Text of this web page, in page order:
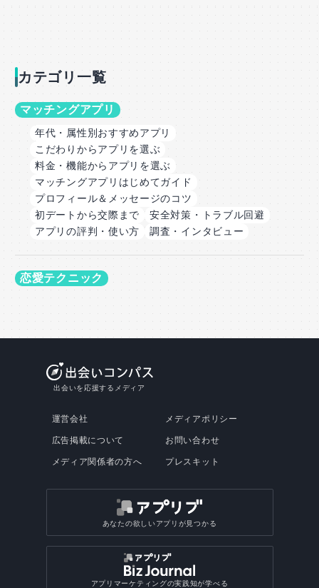
カテゴリ一覧
マッチングアプリ
年代・属性別おすすめアプリ
こだわりからアプリを選ぶ
料金・機能からアプリを選ぶ
マッチングアプリはじめてガイド
プロフィール＆メッセージのコツ
初デートから交際まで
安全対策・トラブル回避
アプリの評判・使い方
調査・インタビュー
恋愛テクニック
出会いを応援するメディア
運営会社
広告掲載について
メディア関係者の方へ
メディアポリシー
お問い合わせ
プレスキット
あなたの欲しいアプリが見つかる
アプリマーケティングの実践知が学べる